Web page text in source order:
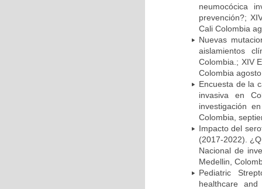
neumocócica
prevención?;
Cali Colombia
Nuevas
aislamientos
Colombia.; XIV
Colombia
Encuesta de la
invasiva en
investigación
Colombia,
Impacto del
(2017-2022).
Nacional de
Medellin,
Pediatric
healthcare and